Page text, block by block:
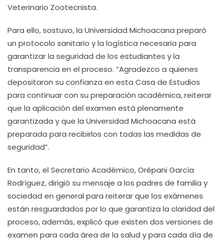
Veterinario Zootecnista.
Para ello, sostuvo, la Universidad Michoacana preparó
un protocolo sanitario y la logística necesaria para
garantizar la seguridad de los estudiantes y la
transparencia en el proceso. “Agradezco a quienes
depositaron su confianza en esta Casa de Estudios
para continuar con su preparación académica, reiterar
que la aplicación del examen está plenamente
garantizada y que la Universidad Michoacana está
preparada para recibirlos con todas las medidas de
seguridad”.
En tanto, el Secretario Académico, Orépani García
Rodríguez, dirigió su mensaje a los padres de familia y
sociedad en general para reiterar que los exámenes
están resguardados por lo que garantiza la claridad del
proceso, además, explicó que existen dos versiones de
examen para cada área de la salud y para cada día de